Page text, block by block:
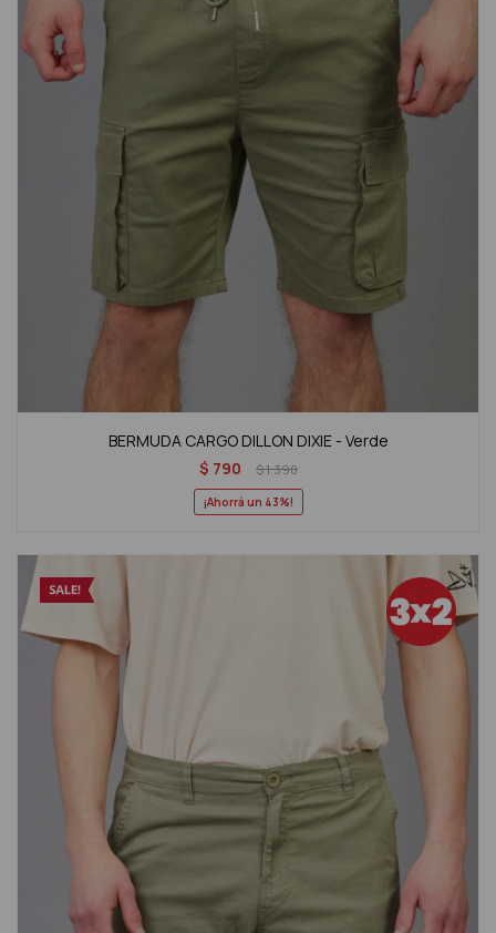
BERMUDA CARGO DILLON DIXIE - Verde
$ 790 $1.390
43